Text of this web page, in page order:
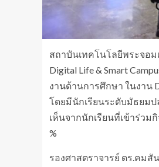
สถาบันเทคโนโลยีพระจอม
Digital Life & Smart
งานด้านการศึกษา ในงาน
โดยมีนักเรียนระดับมัธยมป
เห็นจากนักเรียนที่เข้าร่ว
%
รองศาสตราจารย์ ดร.คมสั